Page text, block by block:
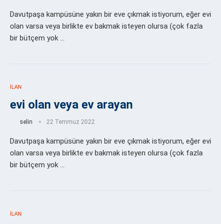
Davutpaşa kampüsüne yakın bir eve çıkmak istiyorum, eğer evi
olan varsa veya birlikte ev bakmak isteyen olursa (çok fazla
bir bütçem yok …
İLAN
evi olan veya ev arayan
selin 22 Temmuz 2022
Davutpaşa kampüsüne yakın bir eve çıkmak istiyorum, eğer evi
olan varsa veya birlikte ev bakmak isteyen olursa (çok fazla
bir bütçem yok …
İLAN